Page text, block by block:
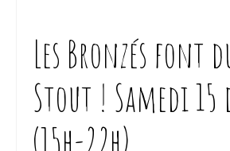
Les Bronzés font
Stout ! Samedi 15
(15h-22h)